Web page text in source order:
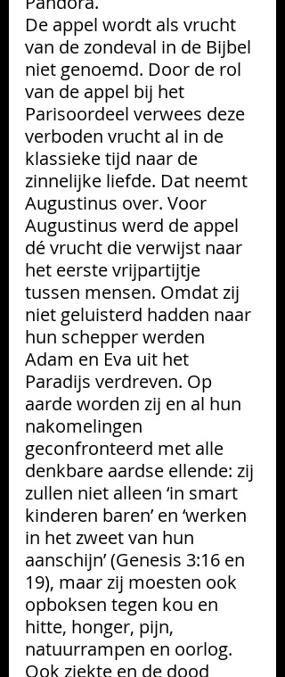
De appel wordt als vrucht
van de zondeval in de Bijbel
niet genoemd. Door de rol
van de appel bij het
Parisoordeel verwees deze
verboden vrucht al in de
klassieke tijd naar de
zinnelijke liefde. Dat neemt
Augustinus over. Voor
Augustinus werd de appel
dé vrucht die verwijst naar
het eerste vrijpartijtje
tussen mensen. Omdat zij
niet geluisterd hadden naar
hun schepper werden
Adam en Eva uit het
Paradijs verdreven. Op
aarde worden zij en al hun
nakomelingen
geconfronteerd met alle
denkbare aardse ellende: zij
zullen niet alleen ‘in smart
kinderen baren’ en ‘werken
in het zweet van hun
aanschijn’ (Genesis 3:16 en
19), maar zij moesten ook
opboksen tegen kou en
hitte, honger, pijn,
natuurrampen en oorlog.
Ook ziekte en de dood